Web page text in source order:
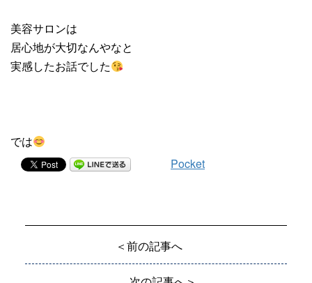
美容サロンは
居心地が大切なんやなと
実感したお話でした
では
Pocket
＜前の記事へ